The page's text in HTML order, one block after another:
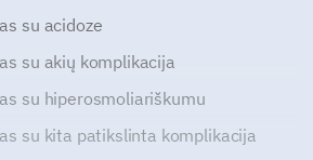
su acidoze
su akių komplikacija
su hiperosmoliariškumu
su kita patikslinta komplikacija